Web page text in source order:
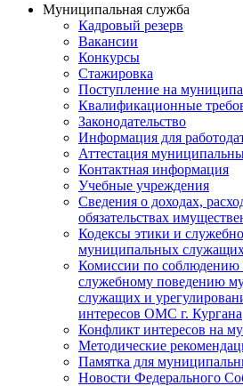
Муниципальная служба
Кадровый резерв
Вакансии
Конкурсы
Стажировка
Поступление на
Квалификационные
Законодательство
Информация для
Аттестация
Контактная информация
Учебные учреждения
Сведения о доходах,
обязательствах
Кодексы этики и
муниципальных служащих
Комиссии по соблюдению
служебному поведению
служащих и
интересов ОМС г. Кургана
Конфликт интересов на
Методические
Памятка для
Новости Федерального